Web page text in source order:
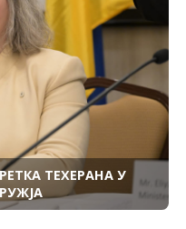
ТЕХЕРАНА У